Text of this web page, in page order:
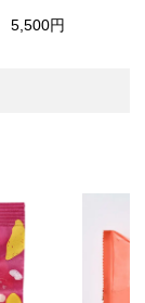
5,500円